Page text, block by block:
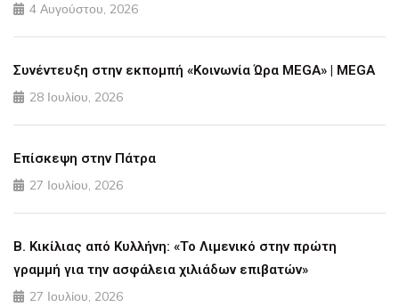
4 Αυγούστου, 2026
Συνέντευξη στην εκπομπή «Κοινωνία Ώρα MEGA» | MEGA
28 Ιουλίου, 2026
Επίσκεψη στην Πάτρα
27 Ιουλίου, 2026
Β. Κικίλιας από Κυλλήνη: «Το Λιμενικό στην πρώτη
γραμμή για την ασφάλεια χιλιάδων επιβατών»
27 Ιουλίου, 2026